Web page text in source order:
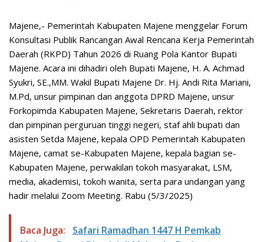
Majene,- Pemerintah Kabupaten Majene menggelar Forum
Konsultasi Publik Rancangan Awal Rencana Kerja Pemerintah
Daerah (RKPD) Tahun 2026 di Ruang Pola Kantor Bupati
Majene. Acara ini dihadiri oleh Bupati Majene, H. A. Achmad
Syukri, SE.,MM. Wakil Bupati Majene Dr. Hj. Andi Rita Mariani,
M.Pd, unsur pimpinan dan anggota DPRD Majene, unsur
Forkopimda Kabupaten Majene, Sekretaris Daerah, rektor
dan pimpinan perguruan tinggi negeri, staf ahli bupati dan
asisten Setda Majene, kepala OPD Pemerintah Kabupaten
Majene, camat se-Kabupaten Majene, kepala bagian se-
Kabupaten Majene, perwakilan tokoh masyarakat, LSM,
media, akademisi, tokoh wanita, serta para undangan yang
hadir melalui Zoom Meeting. Rabu (5/3/2025)
Baca Juga:
Safari Ramadhan 1447 H Pemkab